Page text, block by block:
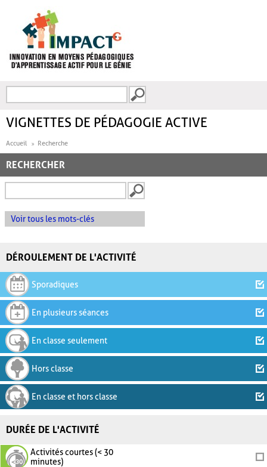
FORMULAIRE DE
VIGNETTES DE PÉDAGOGIE ACTIVE
Accueil Recherche
RECHERCHER
Voir tous les mots-clés
DÉROULEMENT DE L'ACTIVITÉ
Sporadiques
En plusieurs séances
En classe seulement
Hors classe
En classe et hors classe
DURÉE DE L'ACTIVITÉ
Activités courtes (< 30
minutes)